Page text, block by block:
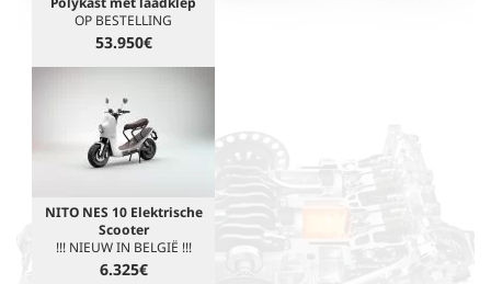
OP BESTELLING
53.950€
NITO NES 10 Elektrische
Scooter
!!! NIEUW IN BELGIË !!!
6.325€